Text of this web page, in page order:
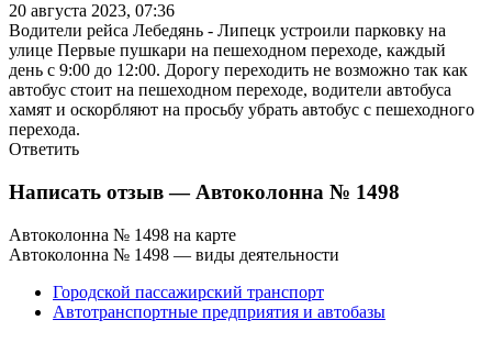
20 августа 2023, 07:36
Водители рейса Лебедянь - Липецк устроили парковку на
улице Первые пушкари на пешеходном переходе, каждый
день с 9:00 до 12:00. Дорогу переходить не возможно так как
автобус стоит на пешеходном переходе, водители автобуса
хамят и оскорбляют на просьбу убрать автобус с пешеходного
перехода.
Ответить
Написать отзыв— Автоколонна № 1498
Автоколонна № 1498 на карте
Автоколонна № 1498 — виды деятельности
Городской пассажирский транспорт
Автотранспортные предприятия и автобазы